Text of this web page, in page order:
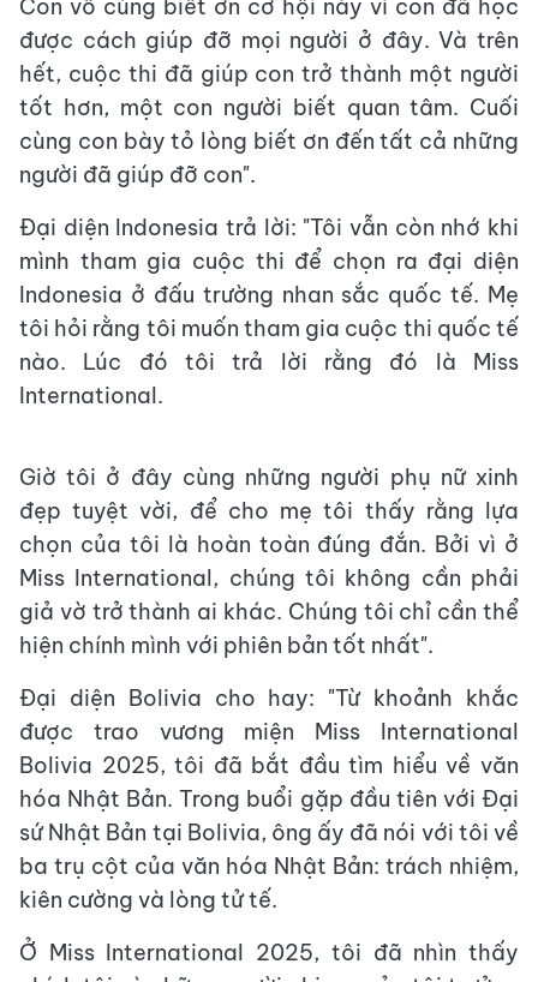
Con vô cùng biết ơn cơ hội này vì con đã học
được cách giúp đỡ mọi người ở đây. Và trên
hết, cuộc thi đã giúp con trở thành một người
tốt hơn, một con người biết quan tâm. Cuối
cùng con bày tỏ lòng biết ơn đến tất cả những
người đã giúp đỡ con".
Đại diện Indonesia trả lời: "Tôi vẫn còn nhớ khi
mình tham gia cuộc thi để chọn ra đại diện
Indonesia ở đấu trường nhan sắc quốc tế. Mẹ
tôi hỏi rằng tôi muốn tham gia cuộc thi quốc tế
nào. Lúc đó tôi trả lời rằng đó là Miss
International.
Giờ tôi ở đây cùng những người phụ nữ xinh
đẹp tuyệt vời, để cho mẹ tôi thấy rằng lựa
chọn của tôi là hoàn toàn đúng đắn. Bởi vì ở
Miss International, chúng tôi không cần phải
giả vờ trở thành ai khác. Chúng tôi chỉ cần thể
hiện chính mình với phiên bản tốt nhất".
Đại diện Bolivia cho hay: "Từ khoảnh khắc
được trao vương miện Miss International
Bolivia 2025, tôi đã bắt đầu tìm hiểu về văn
hóa Nhật Bản. Trong buổi gặp đầu tiên với Đại
sứ Nhật Bản tại Bolivia, ông ấy đã nói với tôi về
ba trụ cột của văn hóa Nhật Bản: trách nhiệm,
kiên cường và lòng tử tế.
Ở Miss International 2025, tôi đã nhìn thấy